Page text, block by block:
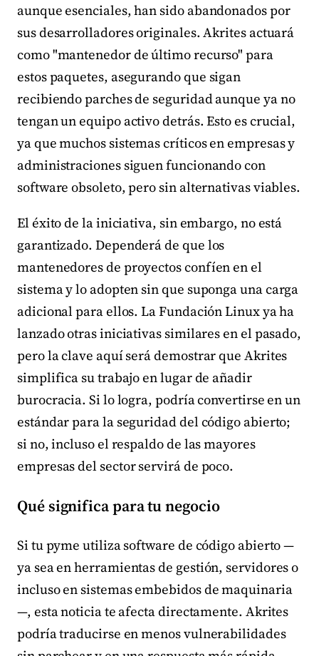
aunque esenciales, han sido abandonados por
sus desarrolladores originales. Akrites actuará
como "mantenedor de último recurso" para
estos paquetes, asegurando que sigan
recibiendo parches de seguridad aunque ya no
tengan un equipo activo detrás. Esto es crucial,
ya que muchos sistemas críticos en empresas y
administraciones siguen funcionando con
software obsoleto, pero sin alternativas viables.
El éxito de la iniciativa, sin embargo, no está
garantizado. Dependerá de que los
mantenedores de proyectos confíen en el
sistema y lo adopten sin que suponga una carga
adicional para ellos. La Fundación Linux ya ha
lanzado otras iniciativas similares en el pasado,
pero la clave aquí será demostrar que Akrites
simplifica su trabajo en lugar de añadir
burocracia. Si lo logra, podría convertirse en un
estándar para la seguridad del código abierto;
si no, incluso el respaldo de las mayores
empresas del sector servirá de poco.
Qué significa para tu negocio
Si tu pyme utiliza software de código abierto —
ya sea en herramientas de gestión, servidores o
incluso en sistemas embebidos de maquinaria
—, esta noticia te afecta directamente. Akrites
podría traducirse en menos vulnerabilidades